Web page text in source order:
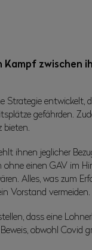
zwischen
entwickelt,
gefährden.
bieten.
ihnen jeglicher
einen GAV im
Alles, was zum
Vorstand vermeiden.
dass eine
obwohl Covid